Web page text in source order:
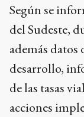
Según se
del Sudeste,
además
desarrollo,
de las tasas
acciones